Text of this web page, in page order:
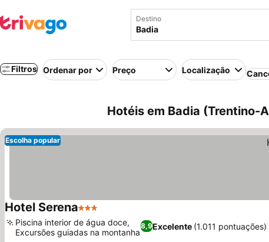
Destino
Filtros Ordenar por Preço Localização
Hotéis em Badia (Trentino-
Escolha popular
Hotel Serena3 Estrelas
8,9Excelente (1.011 pontuações)
Piscina interior de água doce,
Excursões guiadas na montanha